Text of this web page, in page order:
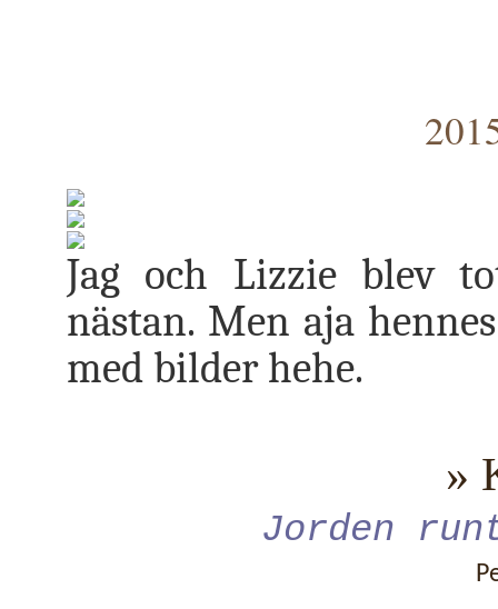
Jag och Lizzie blev
nästan. Men aja
med bilder hehe.
»
Jorden